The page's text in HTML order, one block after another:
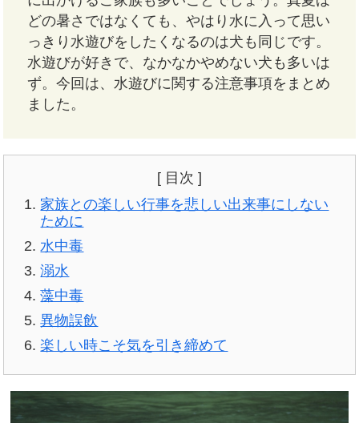
どの暑さではなくても、やはり水に入って思い
っきり水遊びをしたくなるのは犬も同じです。
水遊びが好きで、なかなかやめない犬も多いは
ず。今回は、水遊びに関する注意事項をまとめ
ました。
[ 目次 ]
家族との楽しい行事を悲しい出来事にしない
ために
水中毒
溺水
藻中毒
異物誤飲
楽しい時こそ気を引き締めて